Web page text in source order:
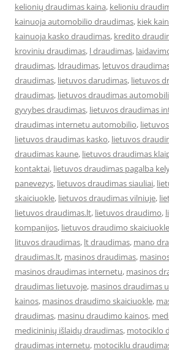
kelionių draudimas kaina, kelioniu
kainuoja automobilio draudimas, kiek
kainuoja kasko draudimas, kredito
kroviniu draudimas, l draudimas,
draudimas, ldraudimas, letuvos
draudimas, lietuvos darudimas, lietuvos
draudimas, lietuvos draudimas
gyvybes draudimas, lietuvos draudimas
draudimas internetu automobilio,
lietuvos draudimas kasko, lietuvos
draudimas kaune, lietuvos draudimas
kontaktai, lietuvos draudimas pagalba
panevezys, lietuvos draudimas siauliai,
skaiciuokle, lietuvos draudimas vilniuje,
lietuvos draudimas.lt, lietuvos draudimo,
kompanijos, lietuvos draudimo skaiciuokle
lituvos draudimas, lt draudimas, mano
draudimas.lt, masinos draudimas,
masinos draudimas internetu, masinos
draudimas lietuvoje, masinos draudimas
kainos, masinos draudimo skaiciuokle,
draudimas, masinu draudimo kainos,
medicininių išlaidų draudimas, motociklo
draudimas internetu, motociklu